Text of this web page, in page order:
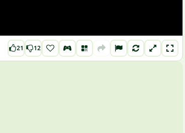
21 12